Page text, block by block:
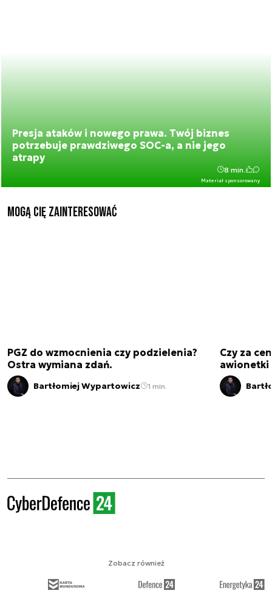
Presja ataków i nowego prawa. Twój biznes
potrzebuje prawdziwego SOC-a, a nie jego
atrapy
Materiał sponsorowany
8 min.
Mogą Cię zainteresować
PGZ do wzmocnienia czy podzielenia?
Ostra wymiana zdań.
Bartłomiej Wypartowicz 1 min.
Czy za
awionetki
Zobacz również